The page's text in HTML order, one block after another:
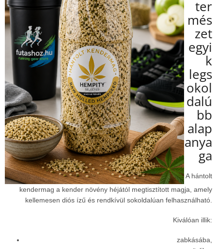
ter
més
zet
egyi
k
legs
okol
dalú
bb
alap
anya
ga
A hántolt
kendermag a kender növény héjától megtisztított magja, amely
kellemesen diós ízű és rendkívül sokoldalúan felhasználható.
Kiválóan illik:
zabkásába,